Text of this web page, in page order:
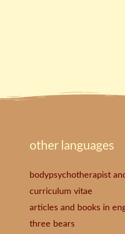
other languages
bodypsychotherapist
curriculum vitae
articles and books in
three bears